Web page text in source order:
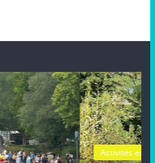
Actualités